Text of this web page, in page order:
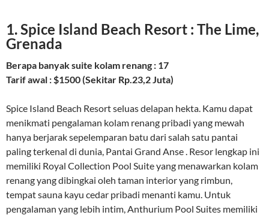
1. Spice Island Beach Resort : The Lime,
Grenada
Berapa banyak suite kolam renang : 17
Tarif awal : $1500 (Sekitar Rp.23,2 Juta)
Spice Island Beach Resort seluas delapan hekta. Kamu dapat
menikmati pengalaman kolam renang pribadi yang mewah
hanya berjarak sepelemparan batu dari salah satu pantai
paling terkenal di dunia, Pantai Grand Anse . Resor lengkap ini
memiliki Royal Collection Pool Suite yang menawarkan kolam
renang yang dibingkai oleh taman interior yang rimbun,
tempat sauna kayu cedar pribadi menanti kamu. Untuk
pengalaman yang lebih intim, Anthurium Pool Suites memiliki